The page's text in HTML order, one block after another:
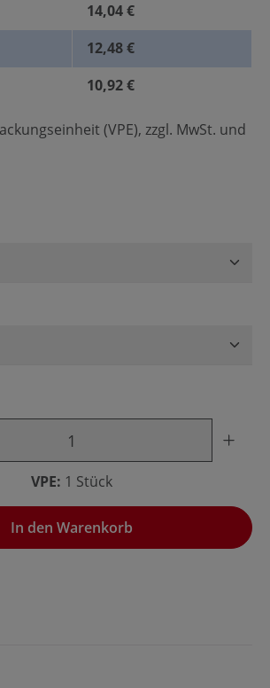
14,04 €
12,48 €
10,92 €
(VPE), zzgl. MwSt. und
VPE: 1 Stück
In den Warenkorb